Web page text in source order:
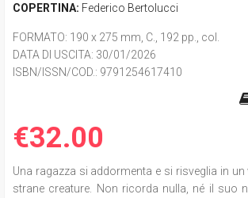
COPERTINA: Federico Bertolucci
FORMATO: 190 x 275 mm, C., 192 pp., col.
DATA DI USCITA: 30/01/2026
ISBN/ISSN/COD.: 9791254617410
€32.00
Una ragazza si addormenta e si risveglia in
strane creature. Non ricorda nulla, né il suo